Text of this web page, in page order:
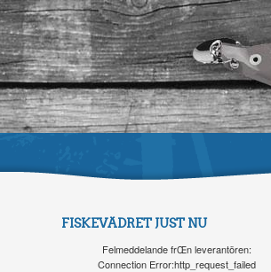
FISKEVÄDRET JUST NU
Felmeddelande frŒn leverantören:
Connection Error:http_request_failed